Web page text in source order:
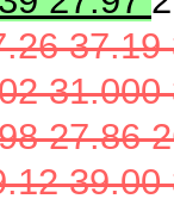
27.86